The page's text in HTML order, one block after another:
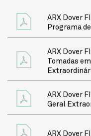
ARX Dover
Programa
ARX Dover
Tomadas
ARX Dover
Geral
ARX Dover